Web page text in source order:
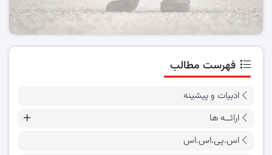
فهرست مطالب
ادبیات و پیشینه
ارائــه ها
اس.پی.اس.اس